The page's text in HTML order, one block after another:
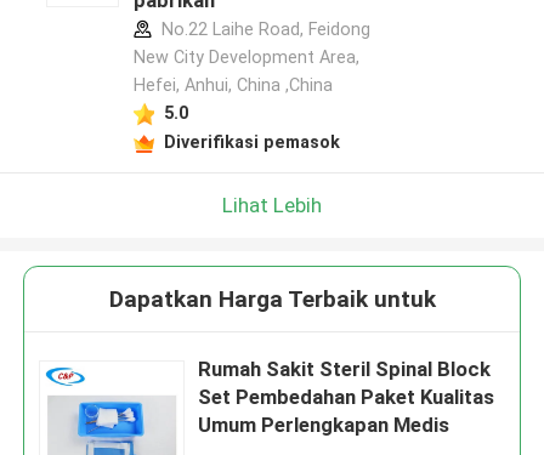
No.22 Laihe Road, Feidong
New City Development Area,
Hefei, Anhui, China ,China
5.0
Diverifikasi pemasok
Lihat Lebih
Dapatkan Harga Terbaik untuk
Rumah Sakit Steril Spinal Block
Set Pembedahan Paket Kualitas
Umum Perlengkapan Medis